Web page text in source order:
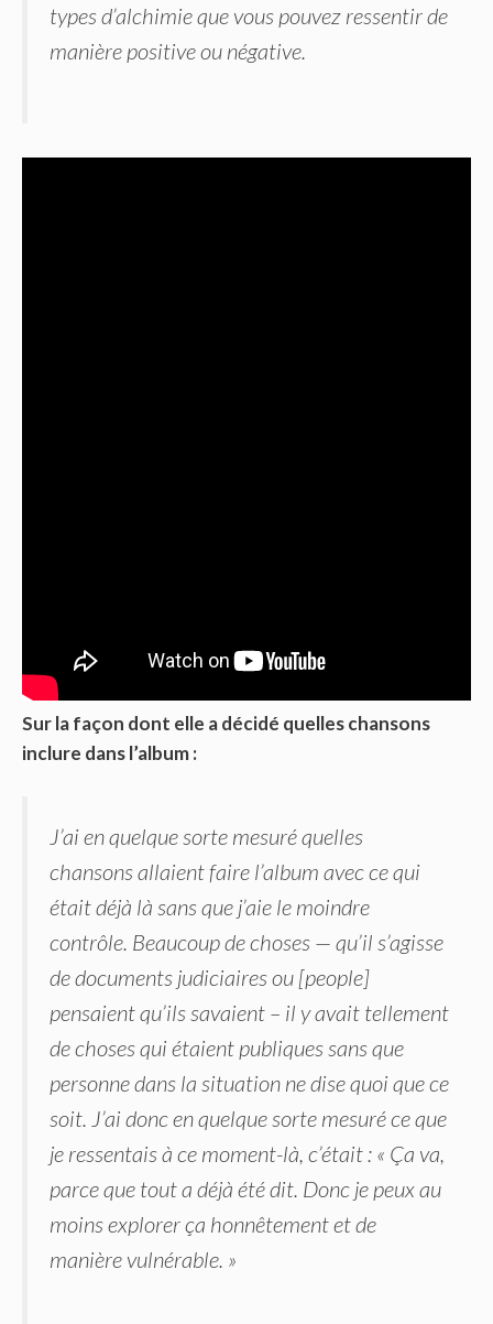
types d’alchimie que vous pouvez ressentir de
manière positive ou négative.
Sur la façon dont elle a décidé quelles chansons
inclure dans l’album :
J’ai en quelque sorte mesuré quelles
chansons allaient faire l’album avec ce qui
était déjà là sans que j’aie le moindre
contrôle. Beaucoup de choses — qu’il s’agisse
de documents judiciaires ou [people]
pensaient qu’ils savaient – il y avait tellement
de choses qui étaient publiques sans que
personne dans la situation ne dise quoi que ce
soit. J’ai donc en quelque sorte mesuré ce que
je ressentais à ce moment-là, c’était : « Ça va,
parce que tout a déjà été dit. Donc je peux au
moins explorer ça honnêtement et de
manière vulnérable. »